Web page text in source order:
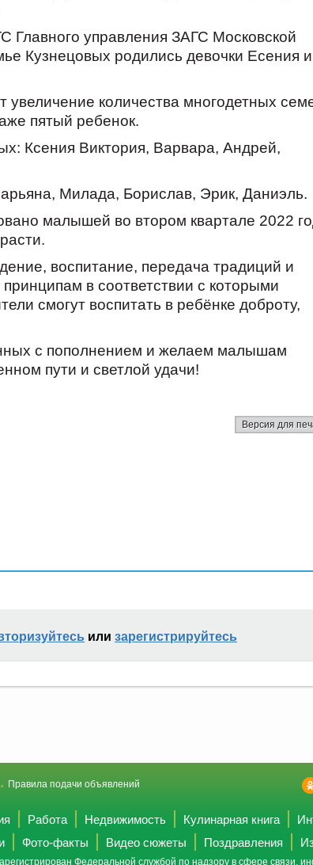
Главного управления ЗАГС Московской
Кузнецовых родились девочки Есения и
увеличение количества многодетных
пятый ребенок.
Ксения Виктория, Варвара, Андрей,
Милада, Борислав, Эрик, Даниэль.
малышей во втором квартале 2022
воспитание, передача традиций и
в соответствии с которыми
смогут воспитать в ребёнке доброту,
с пополнением и желаем малышам
пути и светлой удачи!
Версия для
или зарегистрируйтесь
Правила подачи объявлений
Работа Недвижимость Кулинарная книга
Фото-факты Видео сюжеты Поздравления
Федеральной службой по надзору в сфере связи,